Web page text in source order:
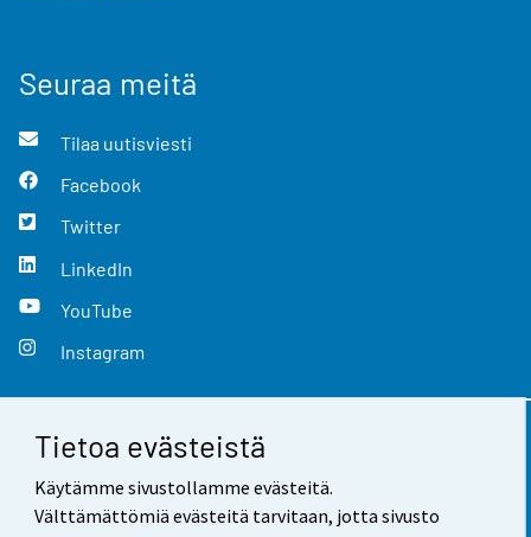
Tietoa evästeistä
Käytämme sivustollamme evästeitä.
Välttämättömiä evästeitä tarvitaan, jotta sivusto
Seuraa meitä
Tilaa uutisviesti
Facebook
Twitter
LinkedIn
YouTube
Instagram
Yhteystiedot
Palaute